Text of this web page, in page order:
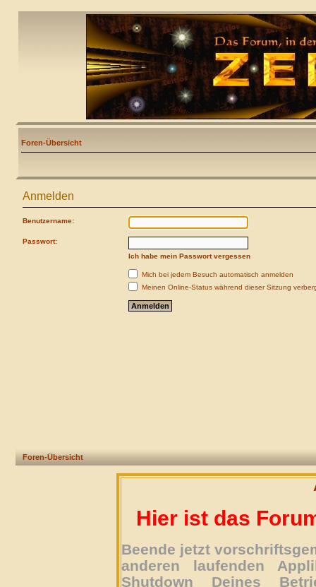
Foren-Übersicht
Anmelden
Benutzername:
Passwort:
Ich habe mein Passwort vergessen
Mich bei jedem Besuch automatisch anmelden
Meinen Online-Status während dieser Sitzung
Foren-Übersicht
Hier ist das
Beende jetzt
anderen laufenden
Shutdown Deines